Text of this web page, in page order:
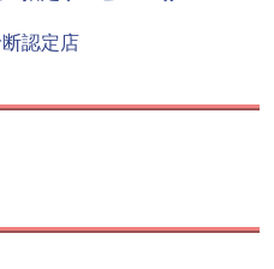
認定店